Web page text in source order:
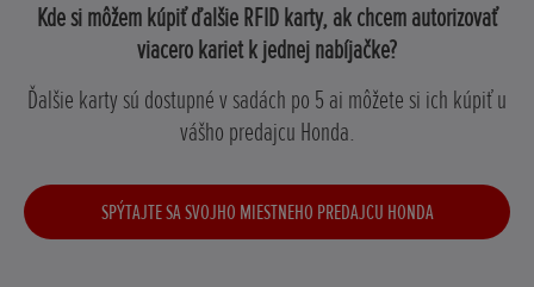
Kde si môžem kúpiť ďalšie RFID karty, ak chcem autorizovať
viacero kariet k jednej nabíjačke?
Ďalšie karty sú dostupné v sadách po 5 ai môžete si ich kúpiť u
vášho predajcu Honda.
SPÝTAJTE SA SVOJHO MIESTNEHO PREDAJCU HONDA